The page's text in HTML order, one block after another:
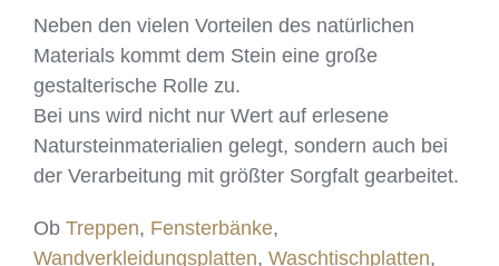
Neben den vielen Vorteilen des natürlichen
Materials kommt dem Stein eine große
gestalterische Rolle zu.
Bei uns wird nicht nur Wert auf erlesene
Natursteinmaterialien gelegt, sondern auch bei
der Verarbeitung mit größter Sorgfalt gearbeitet.
Ob Treppen, Fensterbänke,
Wandverkleidungsplatten, Waschtischplatten,